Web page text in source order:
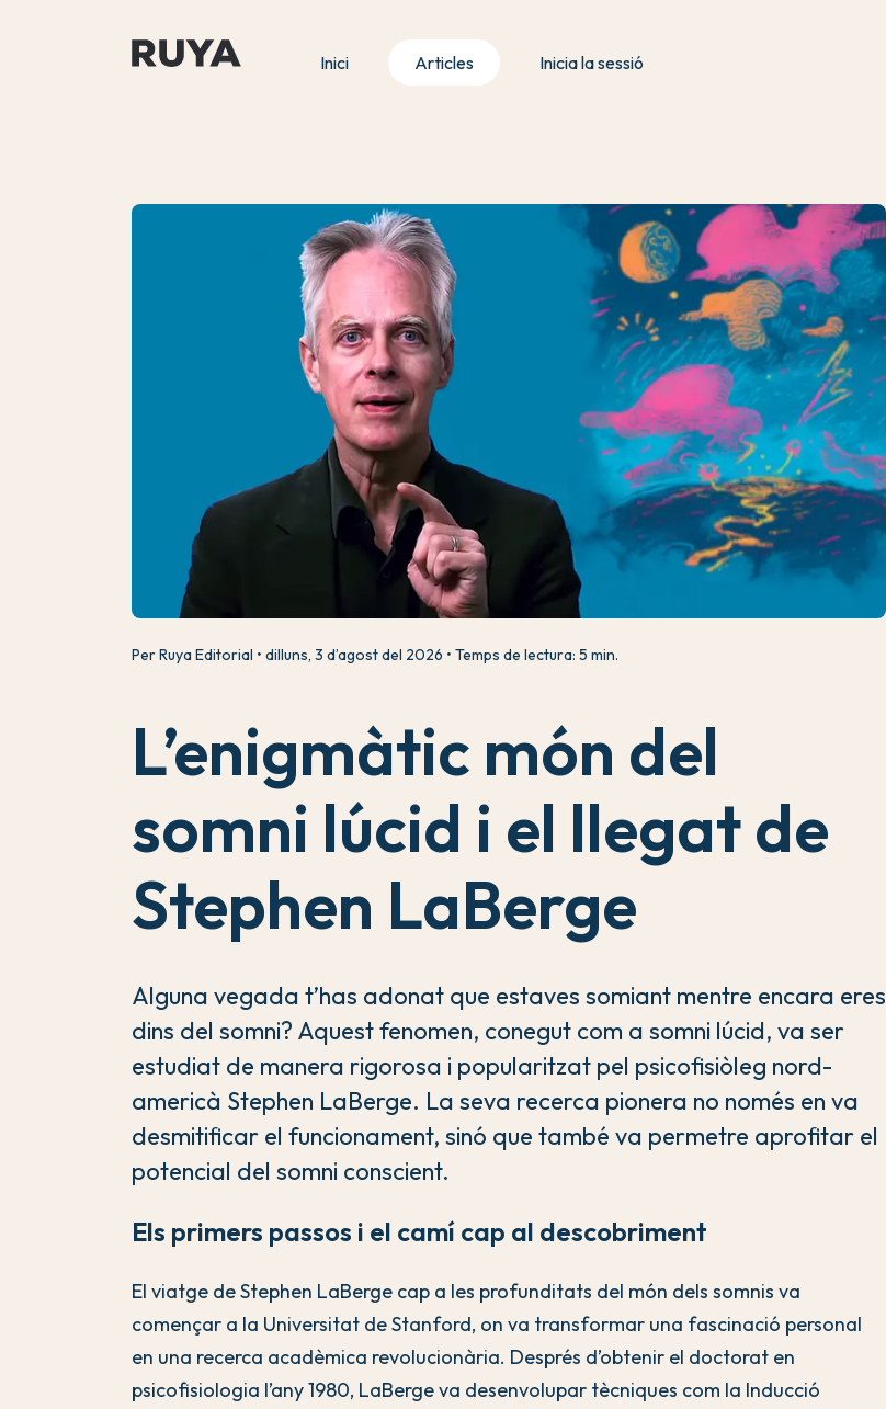
Inici Articles Inicia la sessió
Per Ruya Editorial dilluns, 3 d’agost del 2026 Temps de lectura: 5 min.
L’enigmàtic món del
somni lúcid i el llegat de
Stephen LaBerge
Alguna vegada t’has adonat que estaves somiant mentre encara eres
dins del somni? Aquest fenomen, conegut com a somni lúcid, va ser
estudiat de manera rigorosa i popularitzat pel psicofisiòleg nord-
americà Stephen LaBerge. La seva recerca pionera no només en va
desmitificar el funcionament, sinó que també va permetre aprofitar el
potencial del somni conscient.
Els primers passos i el camí cap al descobriment
El viatge de Stephen LaBerge cap a les profunditats del món dels somnis va
començar a la Universitat de Stanford, on va transformar una fascinació personal
en una recerca acadèmica revolucionària. Després d’obtenir el doctorat en
psicofisiologia l’any 1980, LaBerge va desenvolupar tècniques com la Inducció